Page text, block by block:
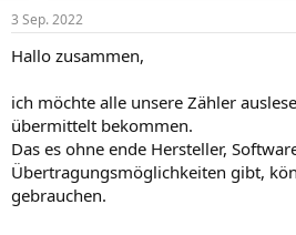
l
e
r
t
a
3 Sep. 2022
Hallo zusammen,
ich möchte alle unsere Zähler
übermittelt bekommen.
Das es ohne ende Hersteller,
Übertragungsmöglichkeiten gibt,
gebrauchen.